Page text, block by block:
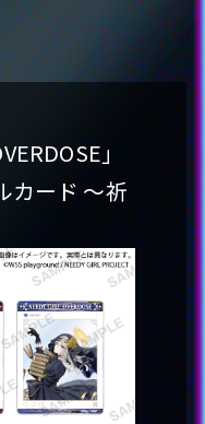
ん
ロリポップ
華
ま
」
カード ～祈